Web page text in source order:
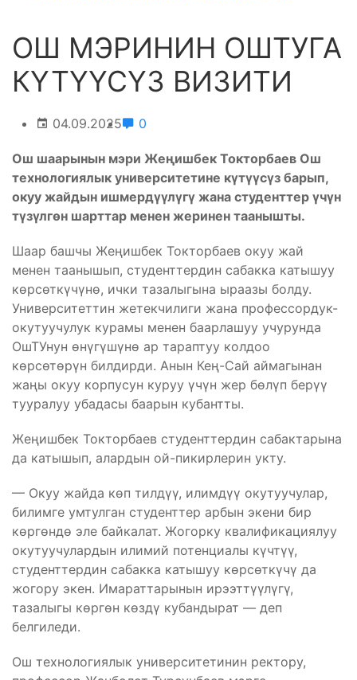
ОШ МЭРИНИН ОШТУГА
КҮТҮҮСҮЗ ВИЗИТИ
04.09.2025 0
Ош шаарынын мэри Жеңишбек Токторбаев Ош
технологиялык университетине күтүүсүз барып,
окуу жайдын ишмердүүлүгү жана студенттер үчүн
түзүлгөн шарттар менен жеринен таанышты.
Шаар башчы Жеңишбек Токторбаев окуу жай
менен таанышып, студенттердин сабакка катышуу
көрсөткүчүнө, ички тазалыгына ыраазы болду.
Университеттин жетекчилиги жана профессордук-
окутуучулук курамы менен баарлашуу учурунда
ОшТУнун өнүгүшүнө ар тараптуу колдоо
көрсөтөрүн билдирди. Анын Кең-Сай аймагынан
жаңы окуу корпусун куруу үчүн жер бөлүп берүү
тууралуу убадасы баарын кубантты.
Жеңишбек Токторбаев студенттердин сабактарына
да катышып, алардын ой-пикирлерин укту.
— Окуу жайда көп тилдүү, илимдүү окутуучулар,
билимге умтулган студенттер арбын экени бир
көргөндө эле байкалат. Жогорку квалификациялуу
окутуучулардын илимий потенциалы күчтүү,
студенттердин сабакка катышуу көрсөткүчү да
жогору экен. Имараттарынын ирээттүүлүгү,
тазалыгы көргөн көздү кубандырат — деп
белгиледи.
Ош технологиялык университетинин ректору,